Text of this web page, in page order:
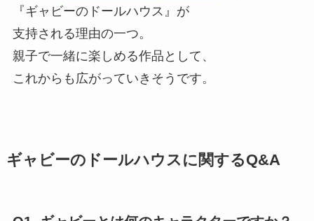
『ギャビーのドールハウス』が
支持される理由の一つ。
親子で一緒に楽しめる作品として、
これからも広がっていきそうです。
ギャビーのドールハウスに関するQ&A